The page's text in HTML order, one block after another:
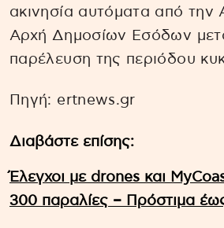
ακινησία αυτόματα από την
Αρχή Δημοσίων Εσόδων
παρέλευση της περιόδου
Πηγή: ertnews.gr
Διαβάστε επίσης:
Έλεγχοι με drones και
300 παραλίες – Πρόστιμα